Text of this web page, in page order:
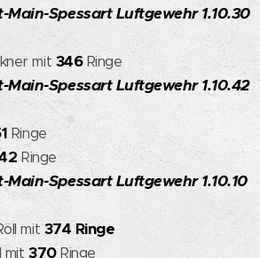
Main-Spessart Luftgewehr 1.10.30
mit 346 Ringe
Main-Spessart Luftgewehr 1.10.42
Ringe
Ringe
Main-Spessart Luftgewehr 1.10.10
mit374 Ringe
mit370Ringe